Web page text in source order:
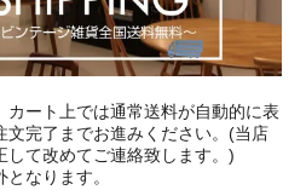
ート上では通常送料が自動的に表
文完了までお進みください。(当店
して改めてご連絡致します。)
なります。